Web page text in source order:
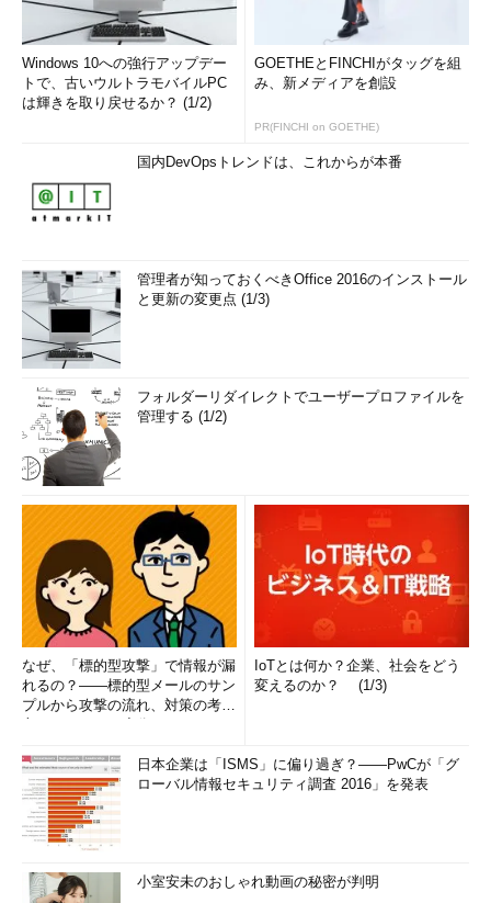
Windows 10への強行アップデー
トで、古いウルトラモバイルPC
は輝きを取り戻せるか？ (1/2)
GOETHEとFINCHIがタッグを組
み、新メディアを創設
PR(FINCHI on GOETHE)
国内DevOpsトレンドは、これからが本番
管理者が知っておくべきOffice 2016のインストール
と更新の変更点 (1/3)
フォルダーリダイレクトでユーザープロファイルを
管理する (1/2)
なぜ、「標的型攻撃」で情報が漏
れるの？――標的型メールのサン
プルから攻撃の流れ、対策の考え
IoTとは何か？企業、社会をどう
変えるのか？ (1/3)
日本企業は「ISMS」に偏り過ぎ？――PwCが「グ
ローバル情報セキュリティ調査 2016」を発表
小室安未のおしゃれ動画の秘密が判明